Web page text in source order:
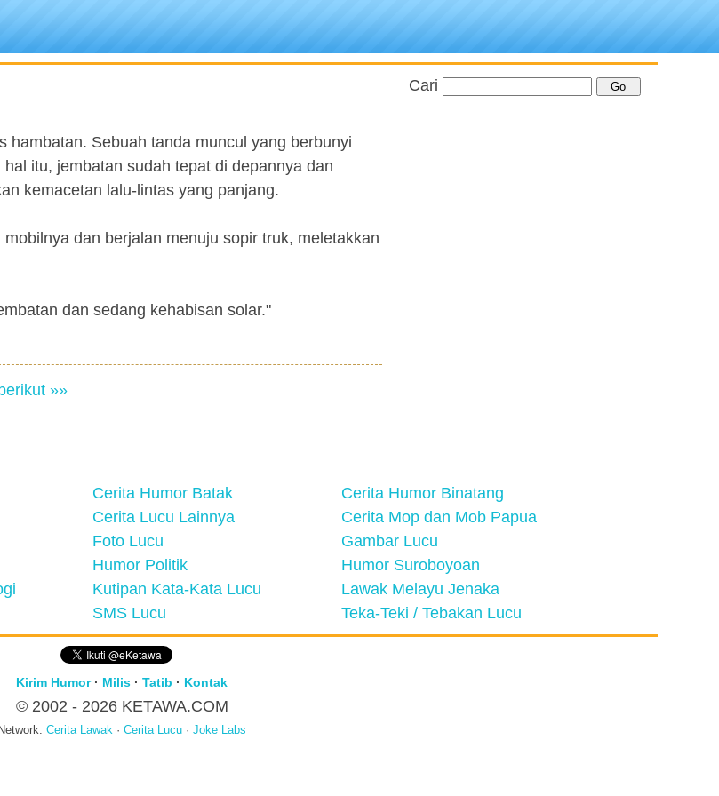
hambatan. Sebuah tanda muncul yang berbunyi
itu, jembatan sudah tepat di depannya dan
kemacetan lalu-lintas yang panjang.
dan berjalan menuju sopir truk, meletakkan
dan sedang kehabisan solar."
berikut »»
Cari
Cerita Humor Batak
Cerita Humor Binatang
Cerita Lucu Lainnya
Cerita Mop dan Mob Papua
Foto Lucu
Gambar Lucu
Humor Politik
Humor Suroboyoan
Kutipan Kata-Kata Lucu
Lawak Melayu Jenaka
SMS Lucu Teka-Teki / Tebakan Lucu
Kirim Humor· Milis · Tatib · Kontak
© 2002 - 2026 KETAWA.COM
Network: Cerita Lawak · Cerita Lucu · Joke Labs